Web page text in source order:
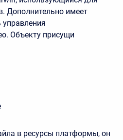
Дополнительно имеет
Объекту присущи
в ресурсы платформы, он